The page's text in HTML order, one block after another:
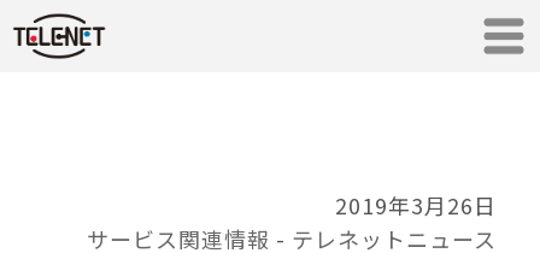
2019年3月26日
サービス関連情報 - テレネットニュース